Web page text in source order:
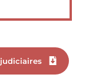
Download file